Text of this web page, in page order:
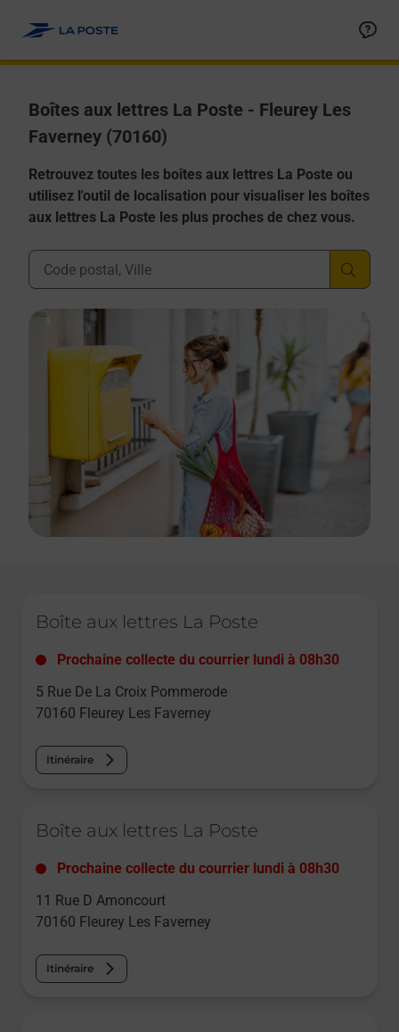
Boîtes aux lettres La Poste - Fleurey Les
Faverney (70160)
Retrouvez toutes les boîtes aux lettres La Poste ou
utilisez l'outil de localisation pour visualiser les boîtes
aux lettres La Poste les plus proches de chez vous.
Ville, Département, Code Postal
Boîte aux lettres La Poste
Prochaine collecte du courrier lundi à 08h30
5 Rue De La Croix Pommerode
70160 Fleurey Les Faverney
Itinéraire
Boîte aux lettres La Poste
Prochaine collecte du courrier lundi à 08h30
11 Rue D Amoncourt
70160 Fleurey Les Faverney
Itinéraire